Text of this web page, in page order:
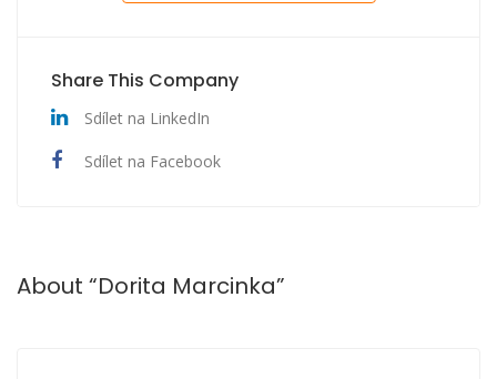
Share This Company
Sdílet na LinkedIn
Sdílet na Facebook
About “Dorita Marcinka”